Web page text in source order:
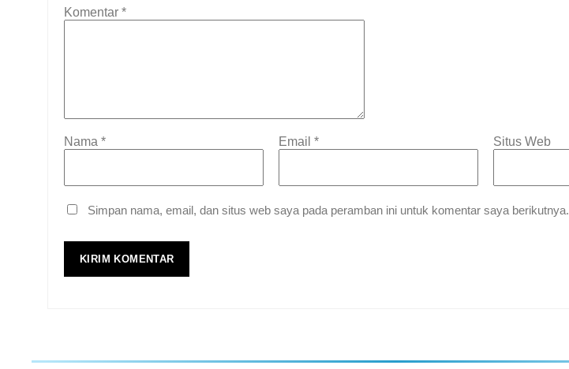
Komentar *
Nama * Email * Situs Web
Simpan nama, email, dan situs web saya pada peramban ini untuk komentar saya berikutnya.